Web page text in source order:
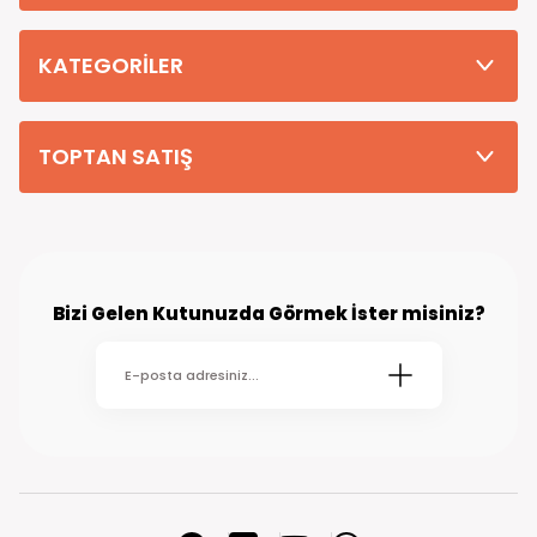
teslim edilmektedir. (kırsal köy kasaba gibi yerlere bu süre 7 güne
KATEGORİLER
TOPTAN SATIŞ
Bizi Gelen Kutunuzda Görmek İster misiniz?